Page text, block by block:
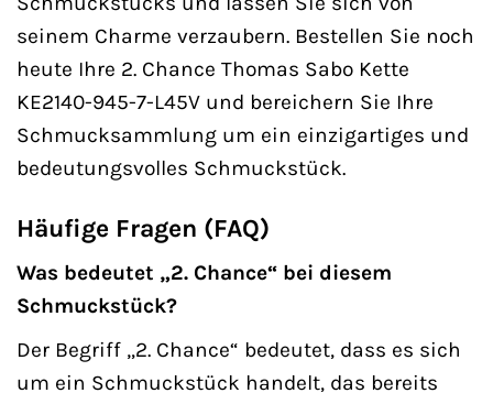
seinem Charme verzaubern. Bestellen Sie noch
heute Ihre 2. Chance Thomas Sabo Kette
KE2140-945-7-L45V und bereichern Sie Ihre
Schmucksammlung um ein einzigartiges und
bedeutungsvolles Schmuckstück.
Häufige Fragen (FAQ)
Was bedeutet „2. Chance“ bei diesem
Schmuckstück?
Der Begriff „2. Chance“ bedeutet, dass es sich
um ein Schmuckstück handelt, das bereits